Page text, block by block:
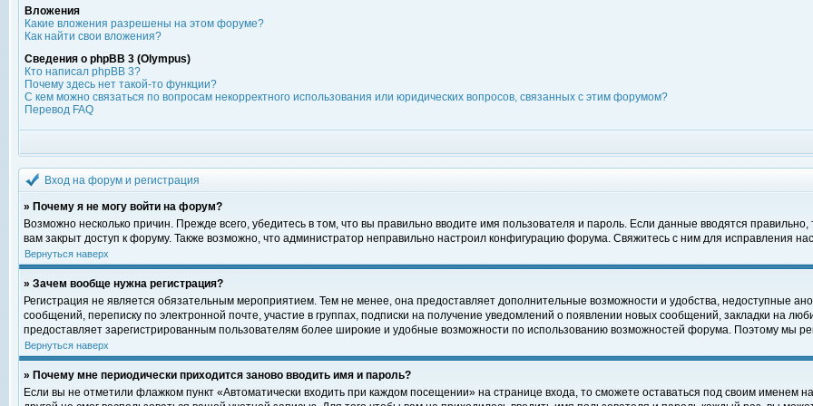
Вложения
Какие вложения разрешены на этом форуме?
Как найти свои вложения?
Сведения о phpBB 3 (Olympus)
Кто написал phpBB 3?
Почему здесь нет такой-то функции?
С кем можно связаться по вопросам некорректного использования или юридических вопросов, связанных с этим форумом?
Перевод FAQ
Вход на форум и регистрация
» Почему я не могу войти на форум?
Возможно несколько причин. Прежде всего, убедитесь в том, что вы правильно вводите имя пользователя и пароль. Если данные вводятся
вам закрыт доступ к форуму. Также возможно, что администратор неправильно настроил конфигурацию форума. Свяжитесь с ним для исправления
Вернуться наверх
» Зачем вообще нужна регистрация?
Регистрация не является обязательным мероприятием. Тем не менее, она предоставляет дополнительные возможности и удобства, недоступные
сообщений, переписку по электронной почте, участие в группах, подписки на получение уведомлений о появлении новых сообщений, закладки на
предоставляет зарегистрированным пользователям более широкие и удобные возможности по использованию возможностей форума. Поэтому мы
Вернуться наверх
» Почему мне периодически приходится заново вводить имя и пароль?
Если вы не отметили флажком пункт «Автоматически входить при каждом посещении» на странице входа, то сможете оставаться под своим именем